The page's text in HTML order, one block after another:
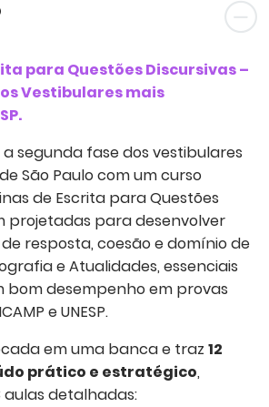
para Questões Discursivas –
Vestibulares mais
segunda fase dos vestibulares
São Paulo com um curso
de Escrita para Questões
projetadas para desenvolver
resposta, coesão e domínio de
e Atualidades, essenciais
desempenho em provas
e UNESP.
em uma banca e traz 12
prático e estratégico,
detalhadas: